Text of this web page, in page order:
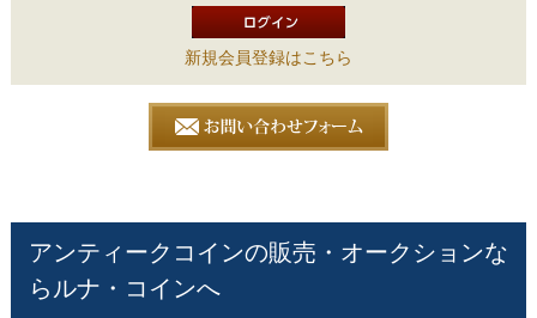
新規会員登録はこちら
アンティークコインの販売・オークションな
らルナ・コインへ